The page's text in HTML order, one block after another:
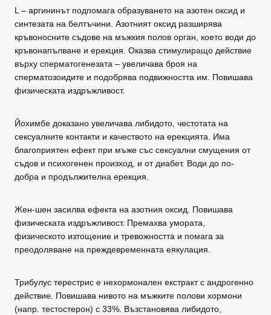
L – аргининът подпомага образуването на азотен оксид и
синтезата на белтъчини. Азотният оксид разширява
кръвоносните съдове на мъжкия полов орган, което води до
кръвонапълване и ерекция. Оказва стимулиращо действие
върху сперматогенезата – увеличава броя на
сперматозоидите и подобрява подвижността им. Повишава
физическата издръжливост.
Йохимбе доказано увеличава либидото, честотата на
сексуалните контакти и качеството на ерекцията. Има
благоприятен ефект при мъже със сексуални смущения от
съдов и психогенен произход, и от диабет. Води до по-
добра и продължителна ерекция.
Жен-шен засилва ефекта на азотния оксид. Повишава
физическата издръжливост. Премахва умората,
физическото изтощение и тревожността и помага за
преодоляване на преждевременната еякулация.
Трибулус терестрис е нехормонален екстракт с андрогенно
действие. Повишава нивото на мъжките полови хормони
(напр. тестостерон) с 33%. Възстановява либидото,